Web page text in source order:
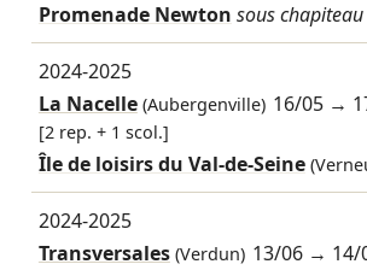
Promenade Newton sous chapiteau
2024-2025
La Nacelle(Aubergenville) 16/05 →
[2 rep. + 1 scol.]
Île de loisirs du Val-de-Seine
2024-2025
Transversales(Verdun) 13/06 → 14/